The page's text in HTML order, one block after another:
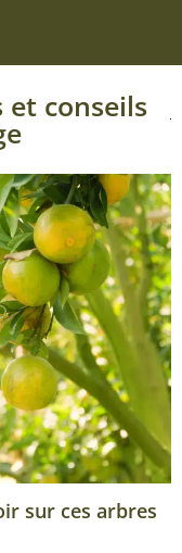
conseils
sur ces arbres